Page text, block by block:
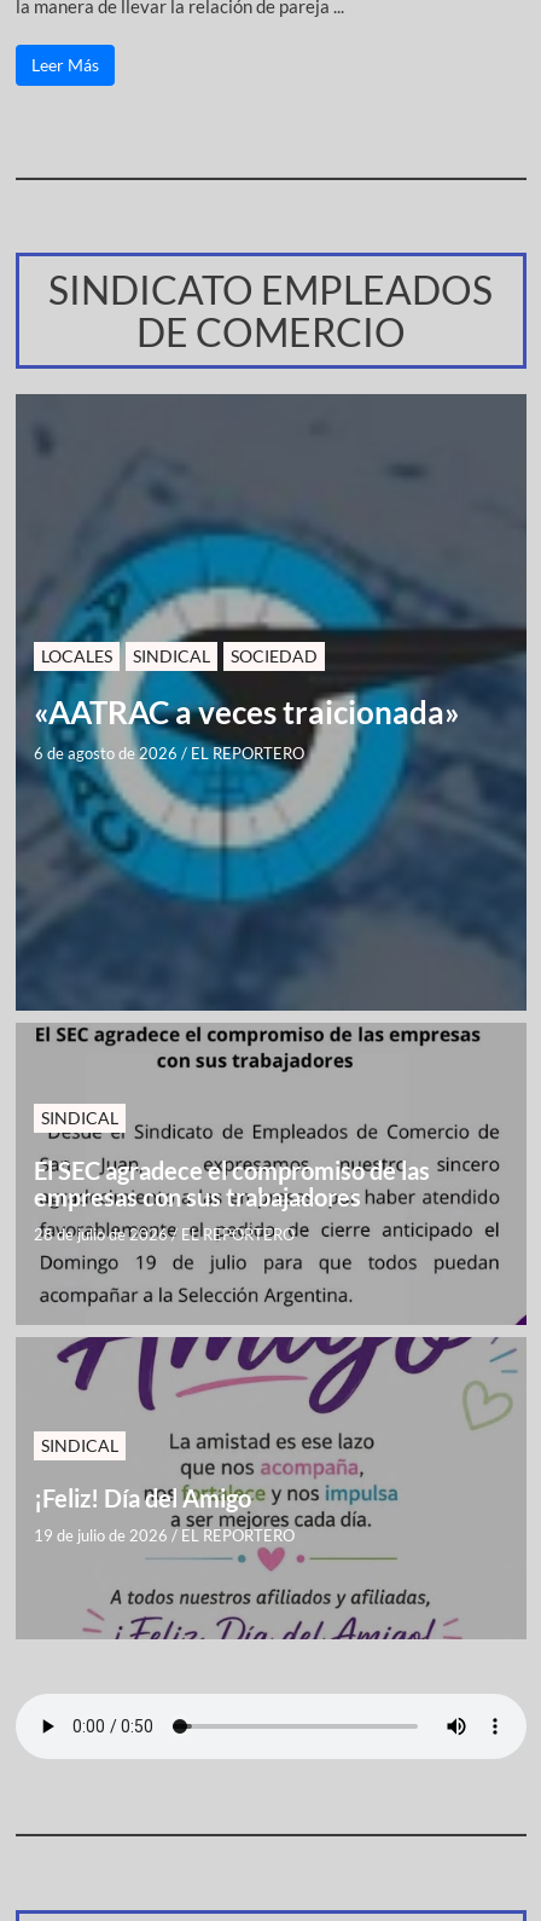
la manera de llevar la relación de pareja ...
Leer Más
SINDICATO EMPLEADOS
DE COMERCIO
LOCALES SINDICAL SOCIEDAD
«AATRAC a veces traicionada»
6 de agosto de 2026 / EL REPORTERO
SINDICAL
El SEC agradece el compromiso de las
empresas con sus trabajadores
28 de julio de 2026/ EL REPORTERO
SINDICAL
¡Feliz! Día del Amigo
19 de julio de 2026 / EL REPORTERO